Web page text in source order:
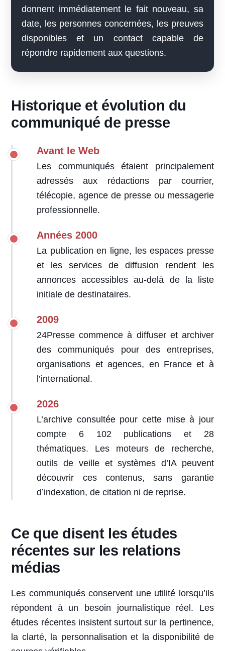
donnent immédiatement le fait nouveau, sa
date, les personnes concernées, les preuves
disponibles et un contact capable de
répondre rapidement aux questions.
Historique et évolution du
communiqué de presse
Avant le Web
Les communiqués étaient principalement
adressés aux rédactions par courrier,
télécopie, agence de presse ou messagerie
professionnelle.
Années 2000
La publication en ligne, les espaces presse
et les services de diffusion rendent les
annonces accessibles au-delà de la liste
initiale de destinataires.
2009
24Presse commence à diffuser et archiver
des communiqués pour des entreprises,
organisations et agences, en France et à
l’international.
2026
L’archive consultée pour cette mise à jour
compte 6 102 publications et 28
thématiques. Les moteurs de recherche,
outils de veille et systèmes d’IA peuvent
découvrir ces contenus, sans garantie
d’indexation, de citation ni de reprise.
Ce que disent les études
récentes sur les relations
médias
Les communiqués conservent une utilité lorsqu’ils
répondent à un besoin journalistique réel. Les
études récentes insistent surtout sur la pertinence,
la clarté, la personnalisation et la disponibilité de